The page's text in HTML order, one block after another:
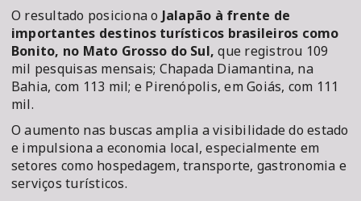
O resultado posiciona o Jalapão à frente de
importantes destinos turísticos brasileiros como
Bonito, no Mato Grosso do Sul, que registrou 109
mil pesquisas mensais; Chapada Diamantina, na
Bahia, com 113 mil; e Pirenópolis, em Goiás, com 111
mil.
O aumento nas buscas amplia a visibilidade do estado
e impulsiona a economia local, especialmente em
setores como hospedagem, transporte, gastronomia e
serviços turísticos.